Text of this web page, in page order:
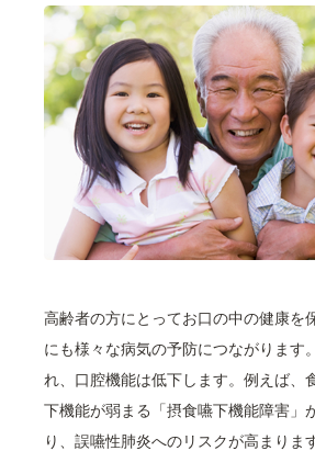
高齢者の方にとってお口の中の健康を
にも様々な病気の予防につながります
れ、口腔機能は低下します。例えば、
下機能が弱まる「摂食嚥下機能障害」
り、誤嚥性肺炎へのリスクが高まりま